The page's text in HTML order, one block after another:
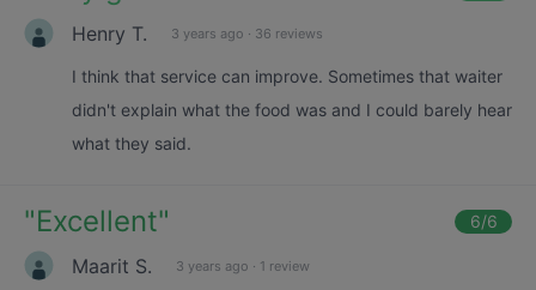
Henry T. 3 years ago · 36 reviews
I think that service can improve. Sometimes that waiter
didn't explain what the food was and I could barely hear
what they said.
"Excellent" 6/6
Maarit S. 3 years ago · 1 review